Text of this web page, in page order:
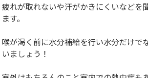
疲れが取れないや汗がかきにくいなどを
ます。
喉が渇く前に水分補給を行い水分だけで
いましょう！